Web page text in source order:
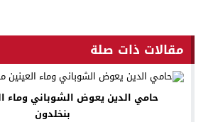
مقالات ذات صلة
حامي الدين يعوض الشوباني وماء
بنخلدون